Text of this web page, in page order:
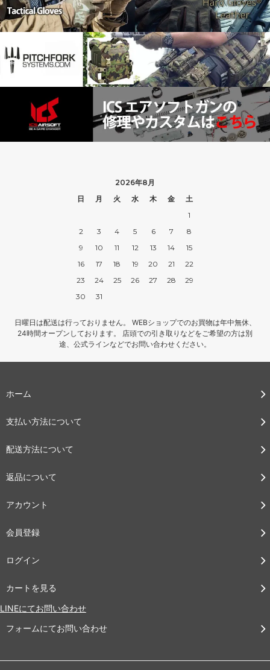
2026年8月
日
月 火 水 木 金
土
1
2
3 4 5 6 7
8
9
10 11 12 13 14
15
16
17 18 19 20 21
22
23
24 25 26 27 28
29
30
31
日曜日は配送は行っておりません。 WEBショップでのお買物は年中無休、
24時間オープンしております。 店頭での引き取りなどをご希望の方は別
途、公式ラインなどでお問い合わせください。
ホーム
支払い方法について
配送方法について
返品について
アカウント
会員登録
ログイン
カートを見る
LINEにてお問い合わせ
フォームにてお問い合わせ